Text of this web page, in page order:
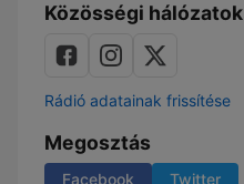
Közösségi hálózatok
Rádió adatainak frissítése
Megosztás
Facebook Twitter